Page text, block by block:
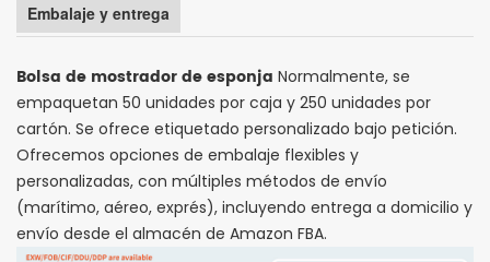
Embalaje y entrega
Bolsa de mostrador de esponja Normalmente, se
empaquetan 50 unidades por caja y 250 unidades por
cartón. Se ofrece etiquetado personalizado bajo petición.
Ofrecemos opciones de embalaje flexibles y
personalizadas, con múltiples métodos de envío
(marítimo, aéreo, exprés), incluyendo entrega a domicilio y
envío desde el almacén de Amazon FBA.